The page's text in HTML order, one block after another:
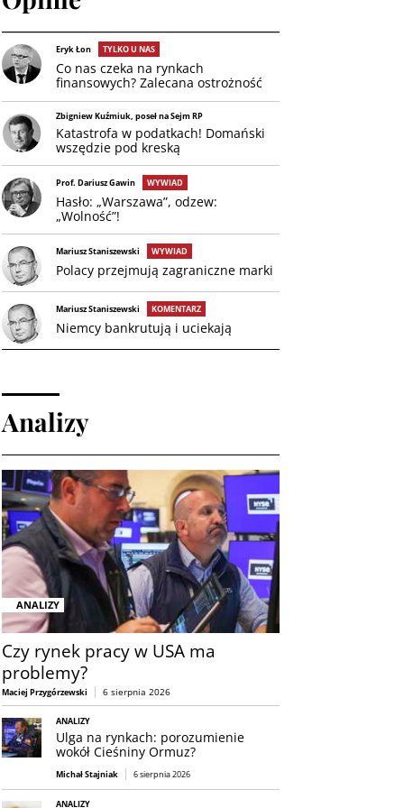
Eryk Łon TYLKO U NAS
Co nas czeka na rynkach
finansowych? Zalecana ostrożność
Zbigniew Kuźmiuk, poseł na Sejm RP
Katastrofa w podatkach! Domański
wszędzie pod kreską
Prof. Dariusz Gawin WYWIAD
Hasło: „Warszawa”, odzew:
„Wolność”!
Mariusz Staniszewski WYWIAD
Polacy przejmują zagraniczne marki
Mariusz Staniszewski KOMENTARZ
Niemcy bankrutują i uciekają
Analizy
ANALIZY
Czy rynek pracy w USA ma
problemy?
Maciej Przygórzewski 6 sierpnia 2026
ANALIZY
Ulga na rynkach: porozumienie
wokół Cieśniny Ormuz?
Michał Stajniak 6 sierpnia 2026
ANALIZY